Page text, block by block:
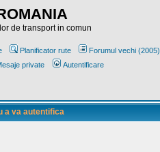
de transport in comun
Planificator rute Forumul vechi (2005)
private Autentificare
a va autentifica